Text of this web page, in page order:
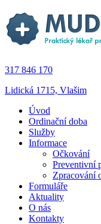
317 846 170
Lidická 1715, Vlašim
Úvod
Ordinační doba
Služby
Informace
Očkování
Preventivní
Zpracování
Formuláře
Aktuality
O nás
Kontakty